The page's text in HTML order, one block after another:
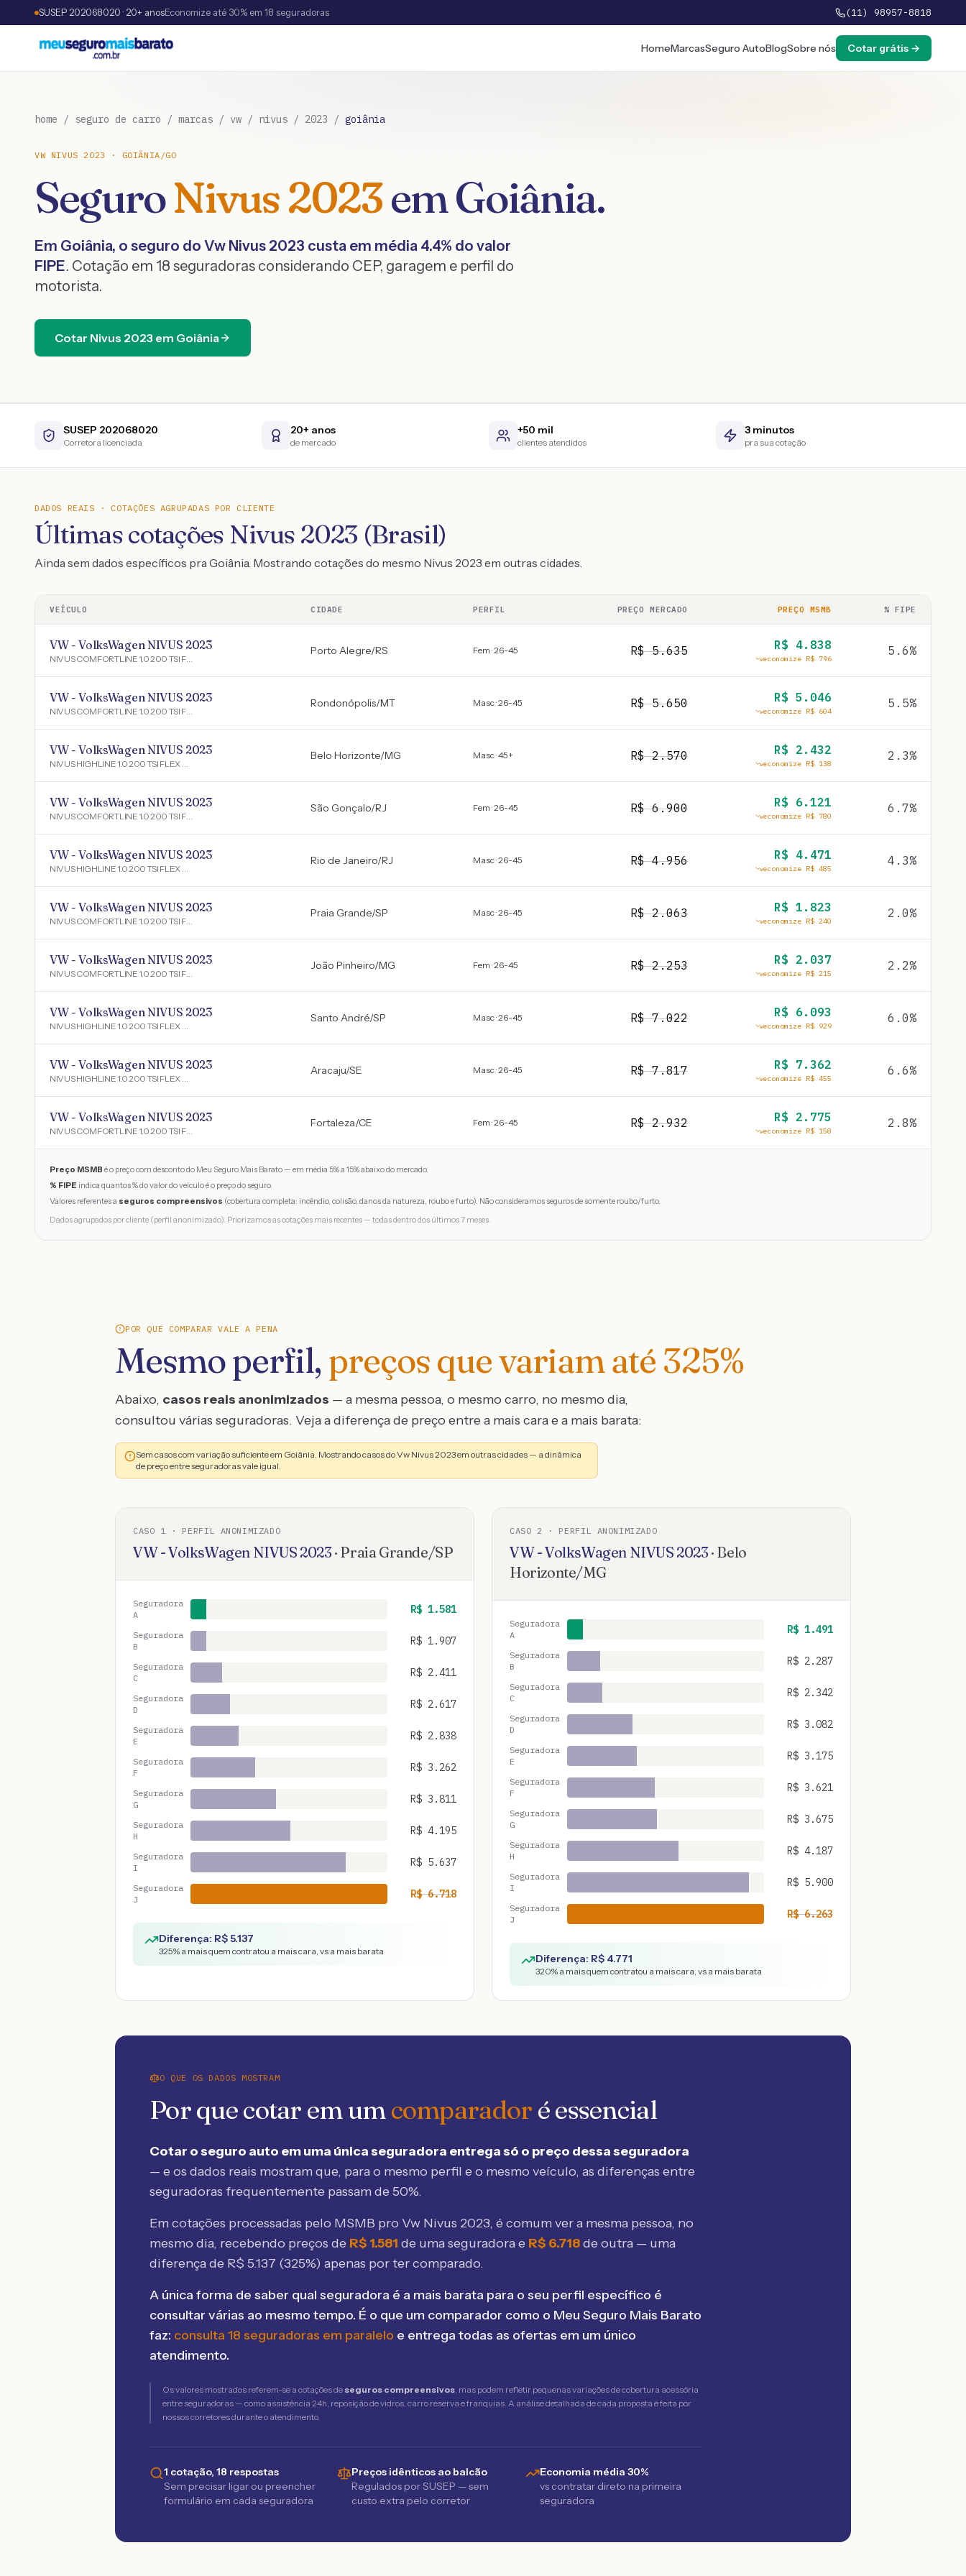
SUSEP 202068020 · 20+ anosEconomize até 30% em 18 seguradoras (11) 98957-8818
HomeMarcasSeguro AutoBlogSobre nós Cotar grátis →
home / seguro de carro / marcas / vw / nivus / 2023 / goiânia
VW NIVUS 2023 · GOIÂNIA /GO
SeguroNivus2023emGoiânia.
Em Goiânia, o seguro do Vw Nivus 2023 custa em média 4.4% do valor
FIPE. Cotação em 18 seguradoras considerando CEP, garagem e perfil do
motorista.
Cotar Nivus 2023 em Goiânia
SUSEP 202068020
Corretora licenciada
20+ anos
de mercado
+50 mil
clientes atendidos
3 minutos
pra sua cotação
DADOS REAIS · COTAÇÕES AGRUPADAS POR CLIENTE
Últimas cotações Nivus 2023 (Brasil)
Ainda sem dados específicos pra Goiânia. Mostrando cotações do mesmo Nivus 2023 em outras cidades.
VEÍCULO CIDADE PERFIL PREÇO MERCADO PREÇO MSMB % FIPE
VW - VolksWagen NIVUS 2023
NIVUS COMFORTLINE 1.0 200 TSI FLEX AUT.
Porto Alegre/RS Fem · 26-45 R$5.635 R$ 4.838
economize R$ 796
5.6%
VW - VolksWagen NIVUS 2023
NIVUS COMFORTLINE 1.0 200 TSI FLEX AUT.
Rondonópolis/MT Masc · 26-45 R$5.650 R$ 5.046
economize R$ 604
5.5%
VW - VolksWagen NIVUS 2023
NIVUS HIGHLINE 1.0 200 TSI FLEX AUT.
Belo Horizonte/MG Masc · 45+ R$2.570 R$ 2.432
economize R$ 138
2.3%
VW - VolksWagen NIVUS 2023
NIVUS COMFORTLINE 1.0 200 TSI FLEX AUT.
São Gonçalo/RJ Fem · 26-45 R$6.900 R$ 6.121
economize R$ 780
6.7%
VW - VolksWagen NIVUS 2023
NIVUS HIGHLINE 1.0 200 TSI FLEX AUT.
Rio de Janeiro/RJ Masc · 26-45 R$4.956 R$ 4.471
economize R$ 485
4.3%
VW - VolksWagen NIVUS 2023
NIVUS COMFORTLINE 1.0 200 TSI FLEX AUT.
Praia Grande/SP Masc · 26-45 R$2.063 R$ 1.823
economize R$ 240
2.0%
VW - VolksWagen NIVUS 2023
NIVUS COMFORTLINE 1.0 200 TSI FLEX AUT.
João Pinheiro/MG Fem · 26-45 R$2.253 R$ 2.037
economize R$ 215
2.2%
VW - VolksWagen NIVUS 2023
NIVUS HIGHLINE 1.0 200 TSI FLEX AUT.
Santo André/SP Masc · 26-45 R$7.022 R$ 6.093
economize R$ 929
6.0%
VW - VolksWagen NIVUS 2023
NIVUS HIGHLINE 1.0 200 TSI FLEX AUT.
Aracaju/SE Masc · 26-45 R$7.817 R$ 7.362
economize R$ 455
6.6%
VW - VolksWagen NIVUS 2023
NIVUS COMFORTLINE 1.0 200 TSI FLEX AUT.
Fortaleza/CE Fem · 26-45 R$2.932 R$ 2.775
economize R$ 158
2.8%
Preço MSMB é o preço com desconto do Meu Seguro Mais Barato — em média 5% a 15% abaixo do mercado.
% FIPE indica quantos % do valor do veículo é o preço do seguro.
Valores referentes a seguros compreensivos (cobertura completa: incêndio, colisão, danos da natureza, roubo e furto). Não consideramos seguros de somente roubo/furto.
Dados agrupados por cliente (perfil anonimizado). Priorizamos as cotações mais recentes — todas dentro dos últimos 7 meses.
POR QUE COMPARAR VALE A PENA
Mesmo perfil, preços que variam até 325%
Abaixo, casos reais anonimizados — a mesma pessoa, o mesmo carro, no mesmo dia,
consultou várias seguradoras. Veja a diferença de preço entre a mais cara e a mais barata:
Sem casos com variação suficiente em Goiânia. Mostrando casos do Vw Nivus 2023 em outras cidades — a dinâmica
de preço entre seguradoras vale igual.
CASO 1 · PERFIL ANONIMIZADO
VW - VolksWagen NIVUS 2023· Praia Grande/SP
Seguradora
A
R$ 1.581
Seguradora
B
R$ 1.907
Seguradora
C
R$ 2.411
Seguradora
D
R$ 2.617
Seguradora
E
R$ 2.838
Seguradora
F
R$ 3.262
Seguradora
G
R$ 3.811
Seguradora
H
R$ 4.195
Seguradora
I
R$ 5.637
Seguradora
J
R$6.718
Diferença: R$5.137
325% a mais quem contratou a mais cara, vs a mais barata
CASO 2 · PERFIL ANONIMIZADO
VW - VolksWagen NIVUS 2023· Belo
Horizonte/MG
Seguradora
A
R$ 1.491
Seguradora
B
R$ 2.287
Seguradora
C
R$ 2.342
Seguradora
D
R$ 3.082
Seguradora
E
R$ 3.175
Seguradora
F
R$ 3.621
Seguradora
G
R$ 3.675
Seguradora
H
R$ 4.187
Seguradora
I
R$ 5.900
Seguradora
J
R$6.263
Diferença: R$ 4.771
320% a mais quem contratou a mais cara, vs a mais barata
O QUE OS DADOS MOSTRAM
Por que cotar em umcomparador é essencial
Cotar o seguro auto em uma única seguradora entrega só o preço dessa seguradora
— e os dados reais mostram que, para o mesmo perfil e o mesmo veículo, as diferenças entre
seguradoras frequentemente passam de 50%.
Em cotações processadas pelo MSMB pro Vw Nivus 2023, é comum ver a mesma pessoa, no
mesmo dia, recebendo preços de R$ 1.581 de uma seguradora e R$ 6.718de outra — uma
diferença de R$ 5.137 (325%) apenas por ter comparado.
A única forma de saber qual seguradora é a mais barata para o seu perfil específico é
consultar várias ao mesmo tempo. É o que um comparador como o Meu Seguro Mais Barato
faz: consulta 18 seguradoras em paralelo e entrega todas as ofertas em um único
atendimento.
Os valores mostrados referem-se a cotações de seguros compreensivos, mas podem refletir pequenas variações de cobertura acessória
entre seguradoras — como assistência 24h, reposição de vidros, carro reserva e franquias. A análise detalhada de cada proposta é feita por
nossos corretores durante o atendimento.
1 cotação, 18 respostas
Sem precisar ligar ou preencher
formulário em cada seguradora
Preços idênticos ao balcão
Regulados por SUSEP — sem
custo extra pelo corretor
Economia média 30%
vs contratar direto na primeira
seguradora